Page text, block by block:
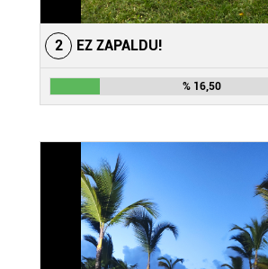
2 EZ ZAPALDU!
% 16,50